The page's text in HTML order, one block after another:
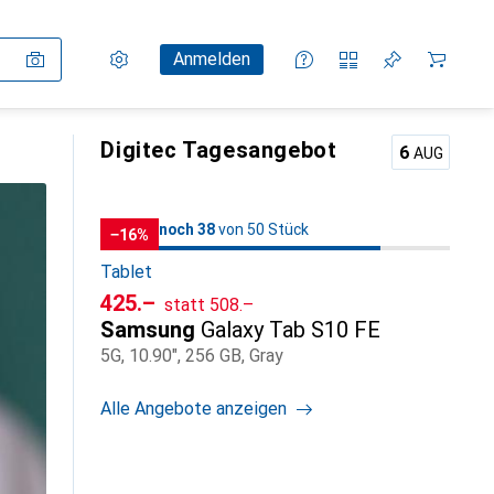
Einstellungen
KundenkontoAnmelden
Vergleichslisten
Merklisten
Warenkorb
Digitec Tagesangebot 6 AUG
−16% 38 / 50
38 von 50 Stück
noch 38 von 50 Stück
Tablet
CHF
425.– statt CHF
508.–
Samsung Galaxy Tab S10 FE
5G, 10.90", 256 GB, Gray
Alle Angebote anzeigen